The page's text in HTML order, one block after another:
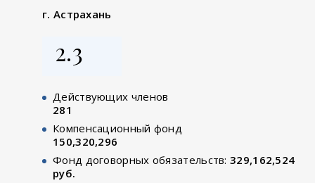
г. Астрахань
2.3
Действующих членов
281
Компенсационный фонд
150,320,296
Фонд договорных обязательств: 329,162,524
руб.